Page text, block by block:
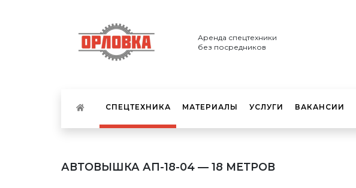
Аренда спецтехники
без посредников
СПЕЦТЕХНИКА МАТЕРИАЛЫ УСЛУГИ ВАКАНСИИ
АВТОВЫШКА АП-18-04 — 18 МЕТРОВ